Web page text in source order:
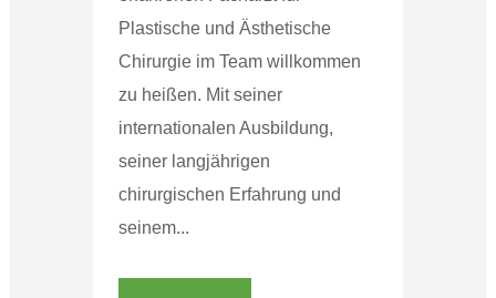
Plastische und Ästhetische
Chirurgie im Team willkommen
zu heißen. Mit seiner
internationalen Ausbildung,
seiner langjährigen
chirurgischen Erfahrung und
seinem...